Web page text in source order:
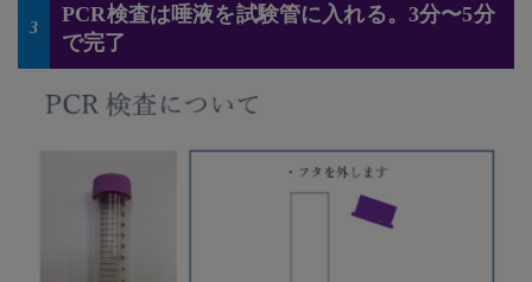
3
PCR検査は唾液を試験管に入れる。3分〜5分
で完了